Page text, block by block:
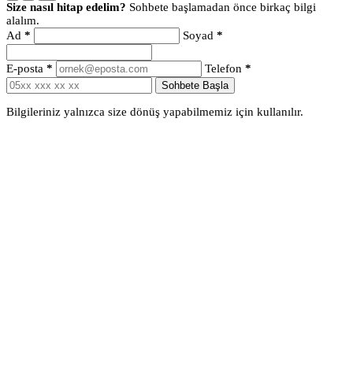
Size nasıl hitap edelim? Sohbete başlamadan önce birkaç bilgi
alalım.
Ad * Soyad *
E-posta * Telefon *
Sohbete Başla
Bilgileriniz yalnızca size dönüş yapabilmemiz için kullanılır.